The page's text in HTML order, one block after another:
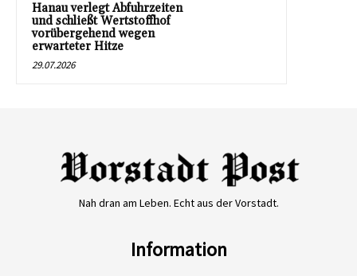
Hanau verlegt Abfuhrzeiten
und schließt Wertstoffhof
vorübergehend wegen
erwarteter Hitze
29.07.2026
Nah dran am Leben. Echt aus der Vorstadt.
Information